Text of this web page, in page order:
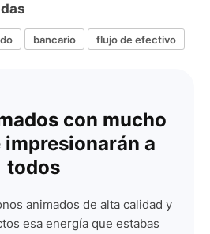
bancario flujo de efectivo
con mucho
a
todos
animados de alta calidad y
esa energía que estabas